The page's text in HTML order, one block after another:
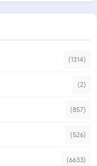
(1314)
(2)
(857)
(526)
(6633)